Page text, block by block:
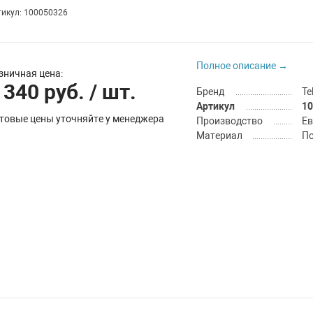
100050326
цена:
руб. / шт.
цены уточняйте у менеджера
Полное описание →
Бренд
Артикул
Производство
Материал